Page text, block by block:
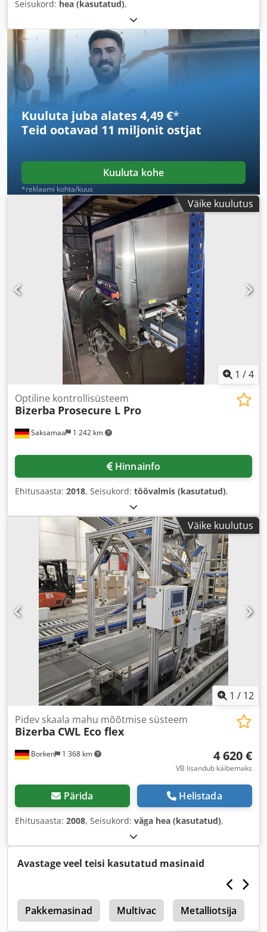
Seisukord: hea (kasutatud),
Kuuluta juba alates 4,49 €*
Teid ootavad 11 miljonit ostjat
Kuuluta kohe
*reklaami kohta/kuus
Väike kuulutus
1 /4
Saksamaa 1 242 km
Optiline kontrollisüsteem
Bizerba Prosecure L Pro
Hinnainfo
Ehitusaasta: 2018, Seisukord: töövalmis (kasutatud),
Väike kuulutus
1 / 12
Borken 1 368 km
Pidev skaala mahu mõõtmise süsteem
Bizerba CWL Eco flex
4 620 €
VB lisandub käibemaks
Pärida Helistada
Ehitusaasta: 2008, Seisukord: väga hea (kasutatud),
Avastage veel teisi kasutatud masinaid
Pakkemasinad Multivac Metalliotsija